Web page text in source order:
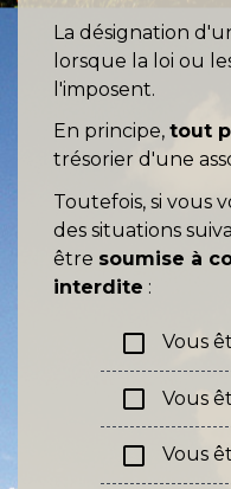
La désignation
lorsque la loi ou
l'imposent.
En principe, tout
trésorier d'une
Toutefois, si vous
des situations
être soumise à
interdite :
check_box_outline_blank Vous
check_box_outline_blank Vous
check_box_outline_blank Vous